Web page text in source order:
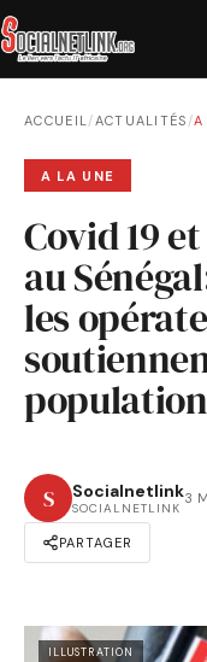
ACCUEIL/ACTUALITÉS /A
A LA UNE
Covid 19
au
les
S Socialnetlink
SOCIALNETLINK
3
PARTAGER
ILLUSTRATION